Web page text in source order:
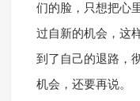
们的脸，只想把心
过自新的机会，这
到了自己的退路，
机会，还要再说。